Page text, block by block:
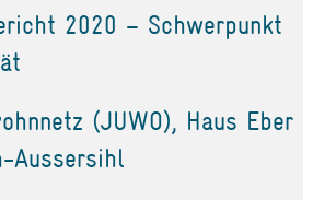
2020 – Schwerpunkt
(JUWO), Haus Eber
Aussersihl